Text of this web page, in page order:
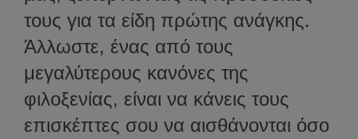
τους για τα είδη πρώτης ανάγκης.
Άλλωστε, ένας από τους
μεγαλύτερους κανόνες της
φιλοξενίας, είναι να κάνεις τους
επισκέπτες σου να αισθάνονται όσο